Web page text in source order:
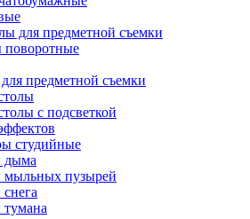
для предметной съемки
предметной съемки
с подсветкой
студийные
дыма
мыльных пузырей
тумана